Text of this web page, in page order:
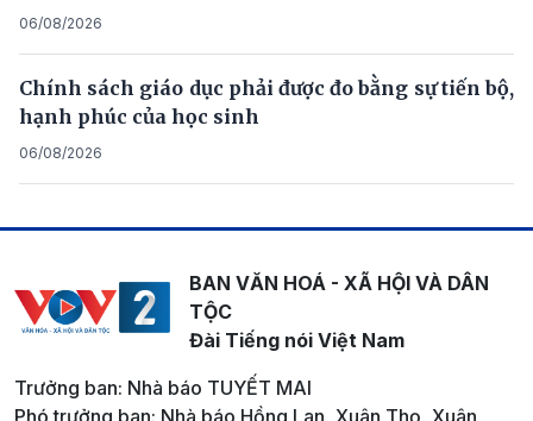
06/08/2026
Chính sách giáo dục phải được đo bằng sự tiến bộ,
hạnh phúc của học sinh
06/08/2026
BAN VĂN HOÁ - XÃ HỘI VÀ DÂN
TỘC
Đài Tiếng nói Việt Nam
Trưởng ban: Nhà báo TUYẾT MAI
Phó trưởng ban: Nhà báo Hồng Lan, Xuân Thọ, Xuân